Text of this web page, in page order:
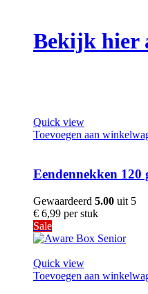
Bekijk hier
Quick view
Toevoegen aan
Eendennekken
Gewaardeerd 5.00 uit 5
€ 6,99 per stuk
Sale
Quick view
Toevoegen aan